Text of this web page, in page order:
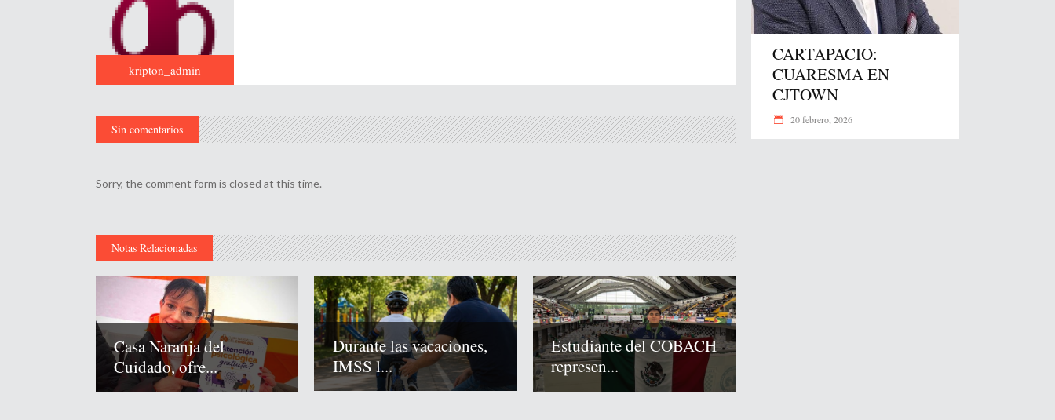
kripton_admin
Sin comentarios
Sorry, the comment form is closed at this time.
Notas Relacionadas
Casa Naranja del
Cuidado, ofre...
Durante las vacaciones,
IMSS l...
Estudiante del COBACH
represen...
CARTAPACIO:
CUARESMA EN
CJTOWN
20 febrero, 2026